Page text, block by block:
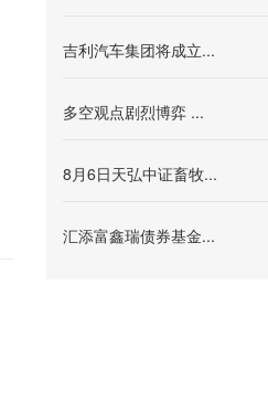
吉利汽车集团将成立...
多空观点剧烈博弈 ...
8月6日天弘中证畜牧...
汇添富鑫瑞债券基金...